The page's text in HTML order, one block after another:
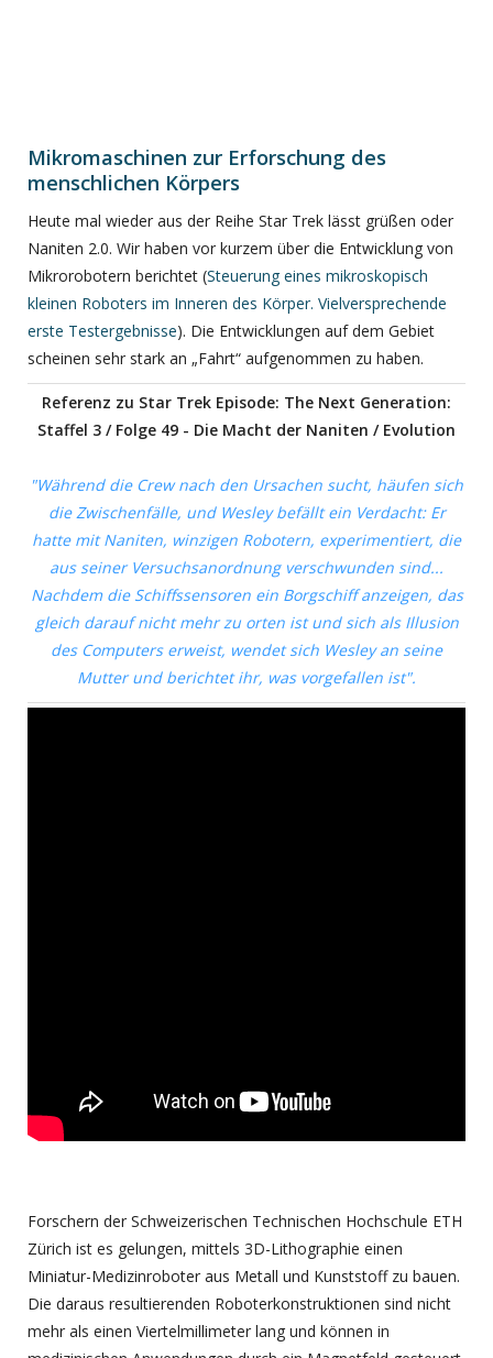
Mikromaschinen zur Erforschung des
menschlichen Körpers
Heute mal wieder aus der Reihe Star Trek lässt grüßen oder
Naniten 2.0. Wir haben vor kurzem über die Entwicklung von
Mikrorobotern berichtet (Steuerung eines mikroskopisch
kleinen Roboters im Inneren des Körper. Vielversprechende
erste Testergebnisse). Die Entwicklungen auf dem Gebiet
scheinen sehr stark an „Fahrt“ aufgenommen zu haben.
Referenz zu Star Trek Episode: The Next Generation:
Staffel 3 / Folge 49 - Die Macht der Naniten / Evolution
"Während die Crew nach den Ursachen sucht, häufen sich
die Zwischenfälle, und Wesley befällt ein Verdacht: Er
hatte mit Naniten, winzigen Robotern, experimentiert, die
aus seiner Versuchsanordnung verschwunden sind...
Nachdem die Schiffssensoren ein Borgschiff anzeigen, das
gleich darauf nicht mehr zu orten ist und sich als Illusion
des Computers erweist, wendet sich Wesley an seine
Mutter und berichtet ihr, was vorgefallen ist".
Forschern der Schweizerischen Technischen Hochschule ETH
Zürich ist es gelungen, mittels 3D-Lithographie einen
Miniatur-Medizinroboter aus Metall und Kunststoff zu bauen.
Die daraus resultierenden Roboterkonstruktionen sind nicht
mehr als einen Viertelmillimeter lang und können in